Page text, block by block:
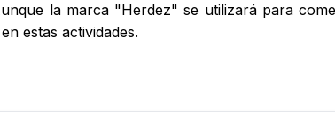
la marca "Herdez" se utilizará para
estas actividades.